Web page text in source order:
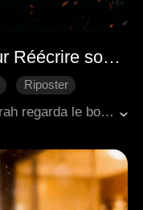
Une Seconde Chance pour Réécrire son Jour de Mariage
Riposter
Renée le jour de son mariage, Sarah regarda le bouquet modeste offert par Allison, la fille de la nourrice, et ses lèvres esquissèrent un sourire amer. Dans sa vie antérieure, un moment de faiblesse avait permis à Allison de lui dérober le précieux bouquet de jade, son fiancé et son frère, la condamnant à mourir dans la rue. Aujourd'hui, tenant entre ses mains l'héritage de son grand-père, son regard se fit glacial. La vengeance venait de commencer.